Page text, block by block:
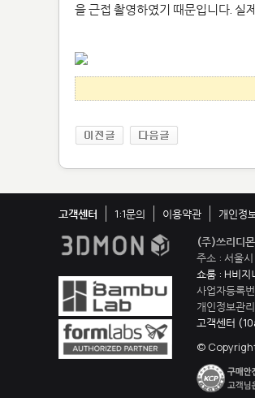
을 근접 촬영하였기 때문입니다. 실
고객센터 1:1문의 이용약관 개인정
(주)쓰리디몬
주소 : 서울
쇼룸 : H비지
사업자등록
개인정보관
고객센터
©